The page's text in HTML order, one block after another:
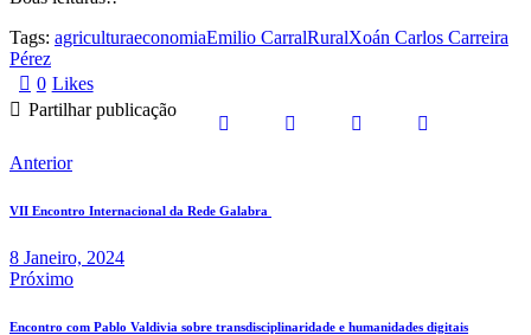
Tags: agriculturaeconomiaEmilio CarralRuralXoán Carlos Carreira
Pérez
0 Likes
Partilhar publicação
Anterior
VII Encontro Internacional da Rede Galabra
8 Janeiro, 2024
Próximo
Encontro com Pablo Valdivia sobre transdisciplinaridade e humanidades digitais